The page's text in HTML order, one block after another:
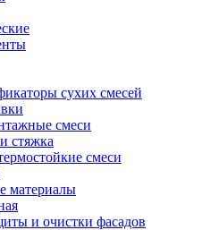
сухих смесей
смеси
стяжка
смеси
материалы
и очистки фасадов